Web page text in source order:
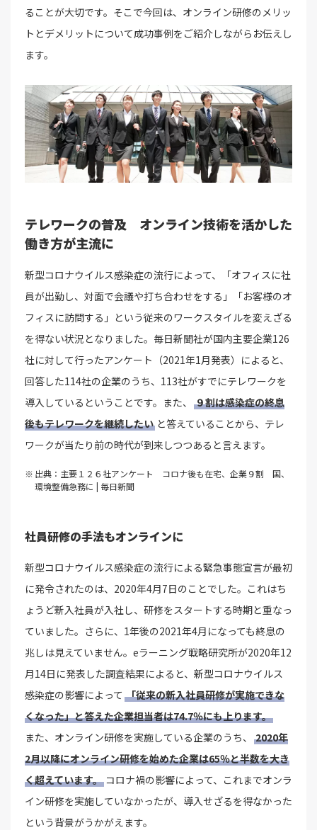
ることが大切です。そこで今回は、オンライン研修のメリッ
トとデメリットについて成功事例をご紹介しながらお伝えし
ます。
テレワークの普及 オンライン技術を活かした
働き方が主流に
新型コロナウイルス感染症の流行によって、「オフィスに社
員が出勤し、対面で会議や打ち合わせをする」「お客様のオ
フィスに訪問する」という従来のワークスタイルを変えざる
を得ない状況となりました。毎日新聞社が国内主要企業126
社に対して行ったアンケート（2021年1月発表）によると、
回答した114社の企業のうち、113社がすでにテレワークを
導入しているということです。また、
９割は感染症の終息
後もテレワークを継続したい と答えていることから、テレ
ワークが当たり前の時代が到来しつつあると言えます。
出典：主要１２６社アンケート コロナ後も在宅、企業９割 国、
環境整備急務に | 毎日新聞
社員研修の手法もオンラインに
新型コロナウイルス感染症の流行による緊急事態宣言が最初
に発令されたのは、2020年4月7日のことでした。これはち
ょうど新入社員が入社し、研修をスタートする時期と重なっ
ていました。さらに、1年後の2021年4月になっても終息の
兆しは見えていません。eラーニング戦略研究所が2020年12
月14日に発表した調査結果によると、新型コロナウイルス
感染症の影響によって 「従来の新入社員研修が実施できな
くなった」と答えた企業担当者は74.7％にも上ります。
また、オンライン研修を実施している企業のうち、
2020年
2月以降にオンライン研修を始めた企業は65％と半数を大き
く超えています。 コロナ禍の影響によって、これまでオンラ
イン研修を実施していなかったが、導入せざるを得なかった
という背景がうかがえます。